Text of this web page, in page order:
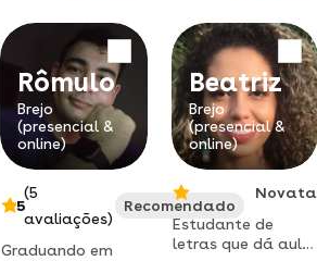
vestibulares.
professora
experiente dá
aulas de física
para o ensino
médio com
metodologia
prática e
contextualizada.
aluno para que ele
tenha o melhor
proveito de suas
capacidades.
Rômulo
Brejo
(presencial &
online)
5
(5
avaliações)
Recomendado
Graduando em
Beatriz
Brejo
(presencial &
online)
Novata
Estudante de
letras que dá aula